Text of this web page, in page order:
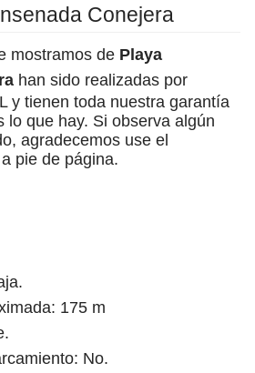
Conejera
mostramos de Playa
han sido realizadas por
y tienen toda nuestra garantía
lo que hay. Si observa algún
agradecemos use el
pie de página.
175 m
No.